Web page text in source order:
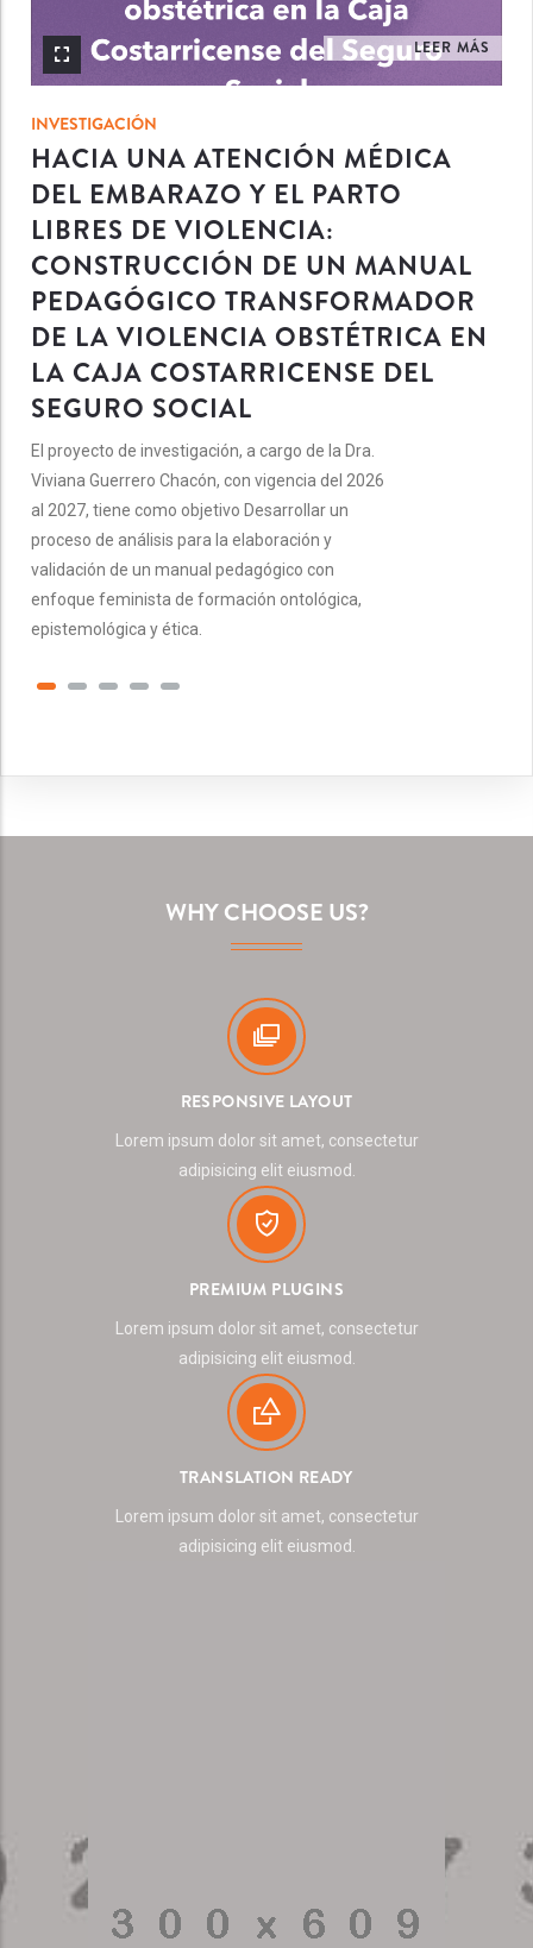
LEER MÁS
INVESTIGACIÓN
HACIA UNA ATENCIÓN MÉDICA
DEL EMBARAZO Y EL PARTO
LIBRES DE VIOLENCIA:
CONSTRUCCIÓN DE UN MANUAL
PEDAGÓGICO TRANSFORMADOR
DE LA VIOLENCIA OBSTÉTRICA EN
LA CAJA COSTARRICENSE DEL
SEGURO SOCIAL
El proyecto de investigación, a cargo de la Dra.
Viviana Guerrero Chacón, con vigencia del 2026
al 2027, tiene como objetivo Desarrollar un
proceso de análisis para la elaboración y
validación de un manual pedagógico con
enfoque feminista de formación ontológica,
epistemológica y ética.
WHY CHOOSE US?
RESPONSIVE LAYOUT
Lorem ipsum dolor sit amet, consectetur
adipisicing elit eiusmod.
PREMIUM PLUGINS
Lorem ipsum dolor sit amet, consectetur
adipisicing elit eiusmod.
TRANSLATION READY
Lorem ipsum dolor sit amet, consectetur
adipisicing elit eiusmod.